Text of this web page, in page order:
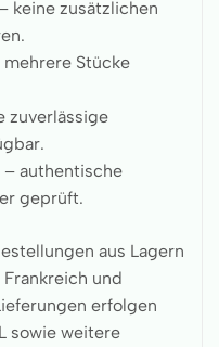
keine zusätzlichen
Stücke
zuverlässige
– authentische
geprüft.
aus Lagern
und
erfolgen
sowie weitere